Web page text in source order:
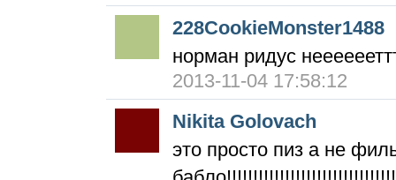
228CookieMonster1488
норман ридус
2013-11-04 17:58:12
Nikita Golovach
это просто пиз а не